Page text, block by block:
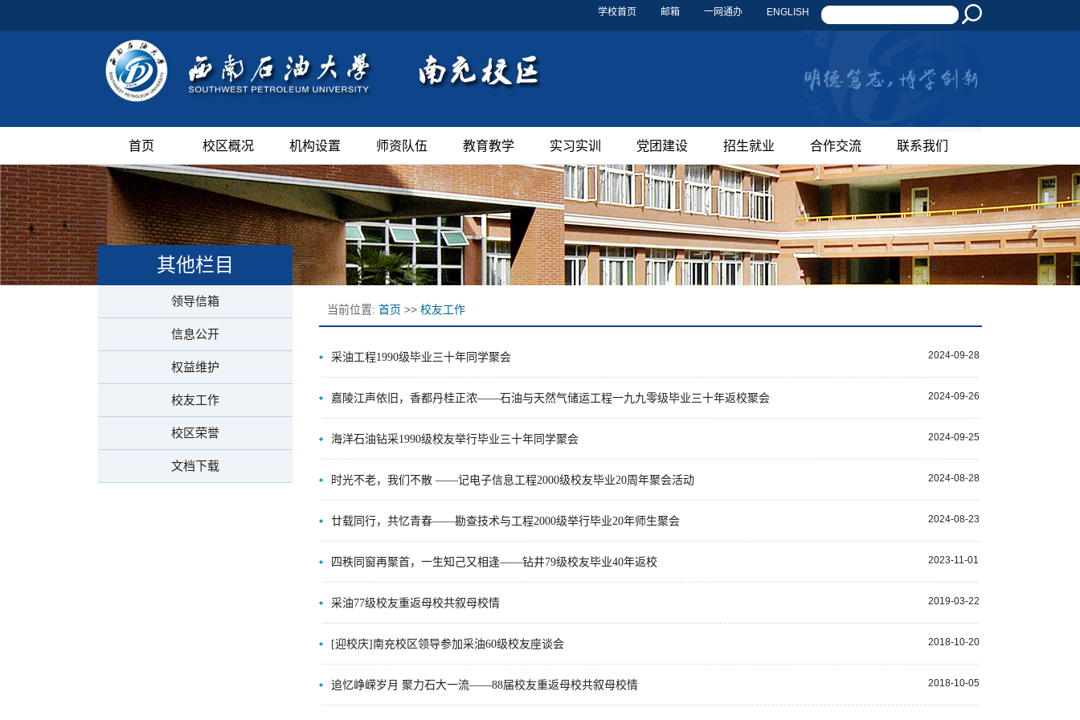
ENGLISH
一网通办
邮箱
学校首页
首页 校区概况 机构设置 师资队伍 教育教学 实习实训 党团建设 招生就业 合作交流 联系我们
其他栏目
领导信箱
信息公开
权益维护
校友工作
校区荣誉
文档下载
当前位置: 首页 >> 校友工作
采油工程1990级毕业三十年同学聚会 2024-09-28
嘉陵江声依旧，香都丹桂正浓——石油与天然气储运工程一九九零级毕业三十年返校聚会 2024-09-26
海洋石油钻采1990级校友举行毕业三十年同学聚会 2024-09-25
时光不老，我们不散 ——记电子信息工程2000级校友毕业20周年聚会活动 2024-08-28
廿载同行，共忆青春——勘查技术与工程2000级举行毕业20年师生聚会 2024-08-23
四秩同窗再聚首，一生知己又相逢——钻井79级校友毕业40年返校 2023-11-01
采油77级校友重返母校共叙母校情 2019-03-22
[迎校庆]南充校区领导参加采油60级校友座谈会 2018-10-20
追忆峥嵘岁月 聚力石大一流——88届校友重返母校共叙母校情 2018-10-05